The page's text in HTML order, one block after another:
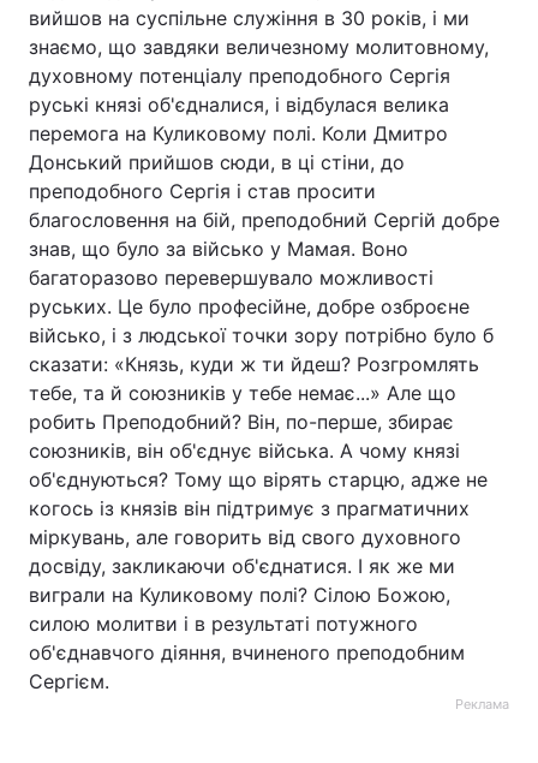
вийшов на суспільне служіння в 30 років, і ми
знаємо, що завдяки величезному молитовному,
духовному потенціалу преподобного Сергія
руські князі об'єдналися, і відбулася велика
перемога на Куликовому полі. Коли Дмитро
Донський прийшов сюди, в ці стіни, до
преподобного Сергія і став просити
благословення на бій, преподобний Сергій добре
знав, що було за військо у Мамая. Воно
багаторазово перевершувало можливості
руських. Це було професійне, добре озброєне
військо, і з людської точки зору потрібно було б
сказати: «Князь, куди ж ти йдеш? Розгромлять
тебе, та й союзників у тебе немає...» Але що
робить Преподобний? Він, по-перше, збирає
союзників, він об'єднує війська. А чому князі
об'єднуються? Тому що вірять старцю, адже не
когось із князів він підтримує з прагматичних
міркувань, але говорить від свого духовного
досвіду, закликаючи об'єднатися. І як же ми
виграли на Куликовому полі? Cілою Божою,
силою молитви і в результаті потужного
об'єднавчого діяння, вчиненого преподобним
Сергієм.
Реклама